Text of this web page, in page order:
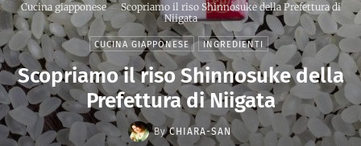
Cucina giapponese
Scopriamo il riso Shinnosuke della Prefettura di
Niigata
CUCINA GIAPPONESE INGREDIENTI
Scopriamo il riso Shinnosuke della
Prefettura di Niigata
By CHIARA-SAN